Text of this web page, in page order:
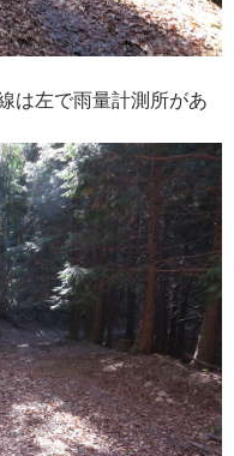
は左で雨量計測所があ